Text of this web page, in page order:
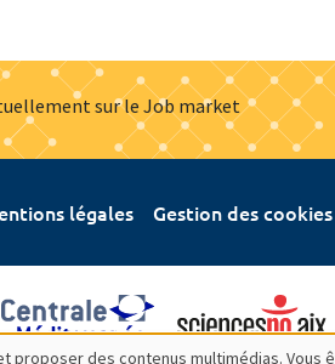
sur le Job market
légales Gestion des cookies
des contenus multimédias. Vous